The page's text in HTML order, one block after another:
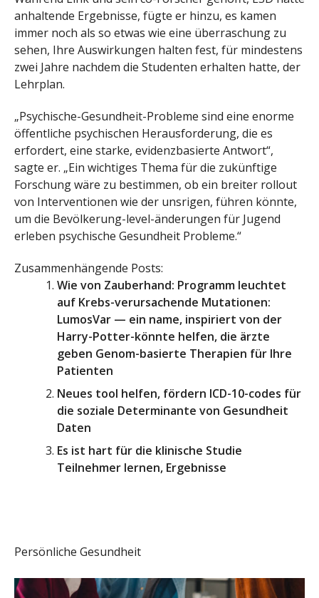
anhaltende Ergebnisse, fügte er hinzu, es kamen
immer noch als so etwas wie eine überraschung zu
sehen, Ihre Auswirkungen halten fest, für mindestens
zwei Jahre nachdem die Studenten erhalten hatte, der
Lehrplan.
„Psychische-Gesundheit-Probleme sind eine enorme
öffentliche psychischen Herausforderung, die es
erfordert, eine starke, evidenzbasierte Antwort“,
sagte er. „Ein wichtiges Thema für die zukünftige
Forschung wäre zu bestimmen, ob ein breiter rollout
von Interventionen wie der unsrigen, führen könnte,
um die Bevölkerung-level-änderungen für Jugend
erleben psychische Gesundheit Probleme.“
Zusammenhängende Posts:
Wie von Zauberhand: Programm leuchtet
auf Krebs-verursachende Mutationen:
LumosVar — ein name, inspiriert von der
Harry-Potter-könnte helfen, die ärzte
geben Genom-basierte Therapien für Ihre
Patienten
Neues tool helfen, fördern ICD-10-codes für
die soziale Determinante von Gesundheit
Daten
Es ist hart für die klinische Studie
Teilnehmer lernen, Ergebnisse
Persönliche Gesundheit